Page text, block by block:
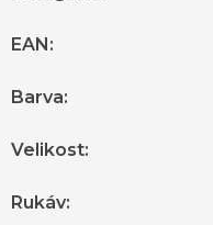
EAN :
Barva:
Velikost:
Rukáv: